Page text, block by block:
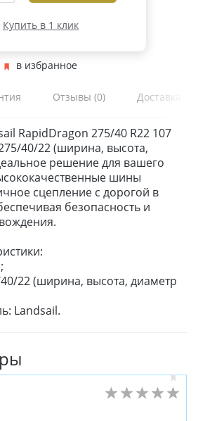
Купить в 1 клик
в избранное
Отзывы (0) Доставка и
RapidDragon 275/40 R22 107
40/22 (ширина, высота,
решение для вашего
шины
сцепление с дорогой в
безопасность и
22 (ширина, высота, диаметр
Landsail.